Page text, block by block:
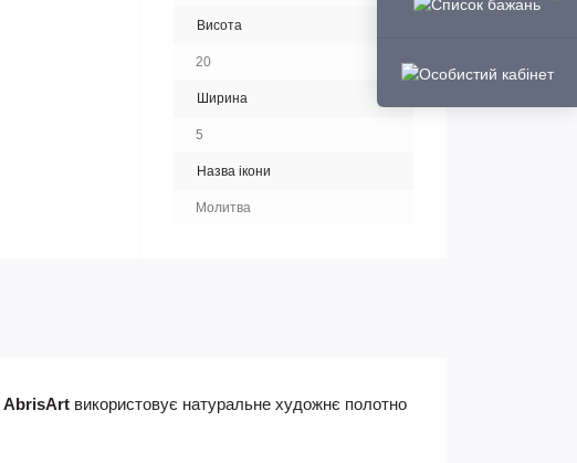
Висота
20
Ширина
5
Назва ікони
Молитва
AbrisArt використовує натуральне художнє полотно